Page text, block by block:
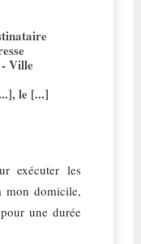
Ville
le [...]
exécuter les
domicile,
une durée